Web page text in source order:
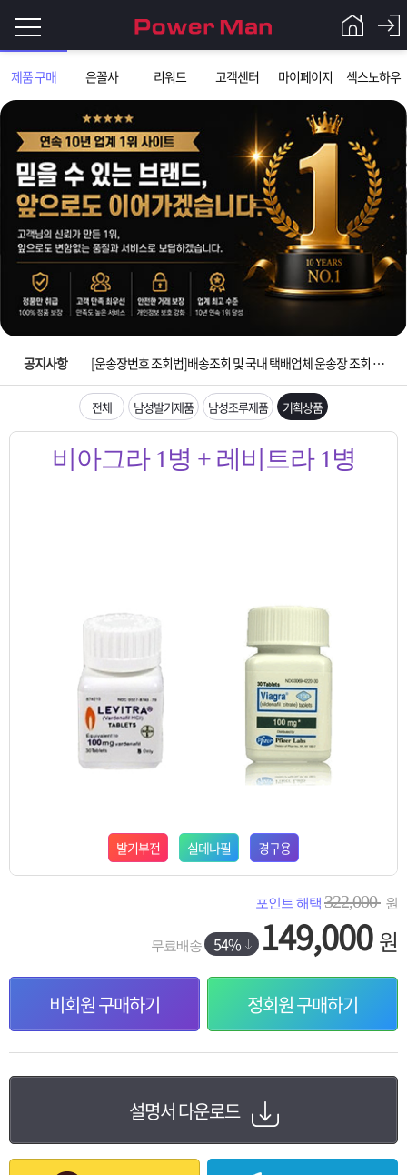
제품 구매 은꼴사 리워드 고객센터 마이페이지 섹스노하우
그
인
이
필
요
니
로
Q&A
파
워
맨
제
품
은
공지사항
입금확인이 안되는 상황을 대비해 꼭 입금후 고객센터 연락바랍니다.
[2026구정 연휴]설 연휴 배송 및 휴무 안내
[ios앱 오픈]아이폰 고객 앱설치 가능합니다.
[무인택배함 이용 안내] 집 밖에 주소로 택배 받기
전체 남성발기제품 남성조루제품 기획상품
비아그라 1병 + 레비트라 1병
발기부전 실데나필 경구용
포인트 해택 322,000 원
무료배송 54% 149,000원
비회원 구매하기 정회원 구매하기
설명서 다운로드